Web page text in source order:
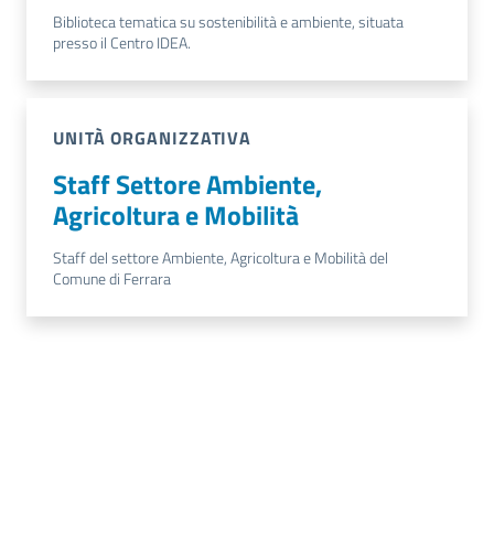
Biblioteca tematica su sostenibilità e ambiente, situata
presso il Centro IDEA.
UNITÀ ORGANIZZATIVA
Staff Settore Ambiente,
Agricoltura e Mobilità
Staff del settore Ambiente, Agricoltura e Mobilità del
Comune di Ferrara